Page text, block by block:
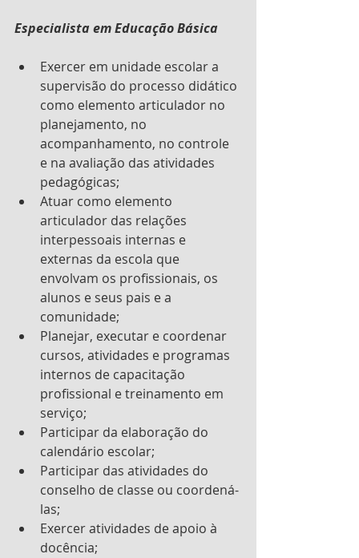
Especialista em Educação Básica
Exercer em unidade escolar a
supervisão do processo didático
como elemento articulador no
planejamento, no
acompanhamento, no controle
e na avaliação das atividades
pedagógicas;
Atuar como elemento
articulador das relações
interpessoais internas e
externas da escola que
envolvam os profissionais, os
alunos e seus pais e a
comunidade;
Planejar, executar e coordenar
cursos, atividades e programas
internos de capacitação
profissional e treinamento em
serviço;
Participar da elaboração do
calendário escolar;
Participar das atividades do
conselho de classe ou coordená-
las;
Exercer atividades de apoio à
docência;